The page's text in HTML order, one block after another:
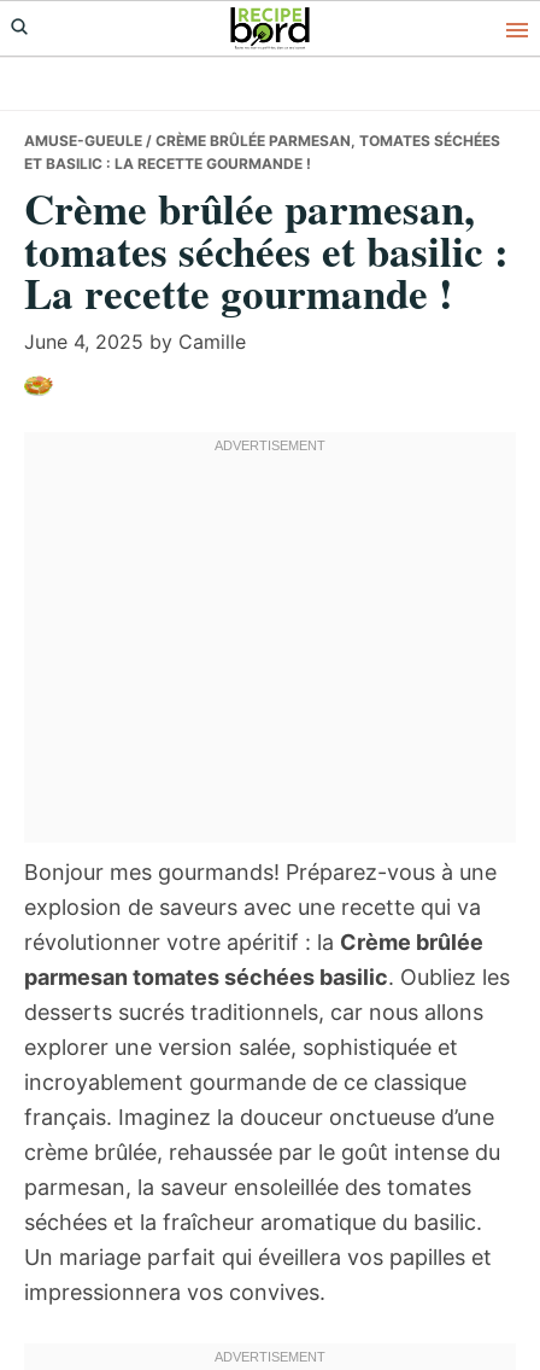
Skip
to
Skip
to
Skip
to
AMUSE-GUEULE / CRÈME BRÛLÉE PARMESAN, TOMATES SÉCHÉES
ET BASILIC : LA RECETTE GOURMANDE !
Crème brûlée parmesan,
tomates séchées et basilic :
La recette gourmande !
June 4, 2025 by Camille
Bonjour mes gourmands! Préparez-vous à une
explosion de saveurs avec une recette qui va
révolutionner votre apéritif : la Crème brûlée
parmesan tomates séchées basilic. Oubliez les
desserts sucrés traditionnels, car nous allons
explorer une version salée, sophistiquée et
incroyablement gourmande de ce classique
français. Imaginez la douceur onctueuse d’une
crème brûlée, rehaussée par le goût intense du
parmesan, la saveur ensoleillée des tomates
séchées et la fraîcheur aromatique du basilic.
Un mariage parfait qui éveillera vos papilles et
impressionnera vos convives.